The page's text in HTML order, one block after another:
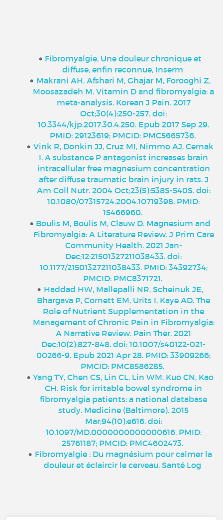
Fibromyalgie, Une douleur chronique et
diffuse, enfin reconnue, Inserm
Makrani AH, Afshari M, Ghajar M, Forooghi Z,
Moosazadeh M. Vitamin D and fibromyalgia: a
meta-analysis. Korean J Pain. 2017
Oct;30(4):250-257. doi:
10.3344/kjp.2017.30.4.250. Epub 2017 Sep 29.
PMID: 29123619; PMCID: PMC5665736.
Vink R, Donkin JJ, Cruz MI, Nimmo AJ, Cernak
I. A substance P antagonist increases brain
intracellular free magnesium concentration
after diffuse traumatic brain injury in rats. J
Am Coll Nutr. 2004 Oct;23(5):538S-540S. doi:
10.1080/07315724.2004.10719398. PMID:
15466960.
Boulis M, Boulis M, Clauw D. Magnesium and
Fibromyalgia: A Literature Review. J Prim Care
Community Health. 2021 Jan-
Dec;12:21501327211038433. doi:
10.1177/21501327211038433. PMID: 34392734;
PMCID: PMC8371721.
Haddad HW, Mallepalli NR, Scheinuk JE,
Bhargava P, Cornett EM, Urits I, Kaye AD. The
Role of Nutrient Supplementation in the
Management of Chronic Pain in Fibromyalgia:
A Narrative Review. Pain Ther. 2021
Dec;10(2):827-848. doi: 10.1007/s40122-021-
00266-9. Epub 2021 Apr 28. PMID: 33909266;
PMCID: PMC8586285.
Yang TY, Chen CS, Lin CL, Lin WM, Kuo CN, Kao
CH. Risk for irritable bowel syndrome in
fibromyalgia patients: a national database
study. Medicine (Baltimore). 2015
Mar;94(10):e616. doi:
10.1097/MD.0000000000000616. PMID:
25761187; PMCID: PMC4602473.
Fibromyalgie : Du magnésium pour calmer la
douleur et éclaircir le cerveau, Santé Log